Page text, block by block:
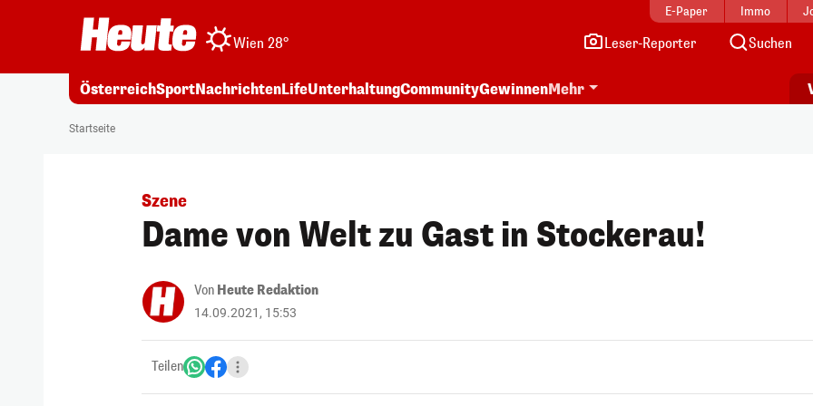
E-Paper Immo
Wien 28° Leser-Reporter Suchen
ÖsterreichSportNachrichtenLifeUnterhaltungCommunityGewinnenMehr
Startseite
Szene
Dame von Welt zu Gast in Stockerau!
Von Heute Redaktion
14.09.2021, 15:53
Teilen